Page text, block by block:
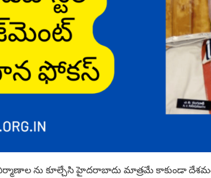
ను కూల్చేసి హైదరాబాదు మాత్రమే కాకుండా